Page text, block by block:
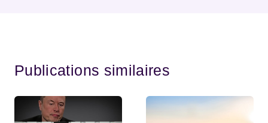
Publications similaires